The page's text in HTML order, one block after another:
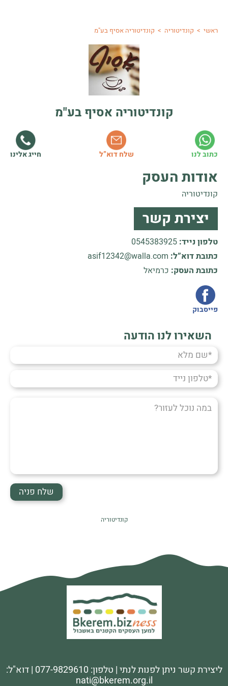
ראשי > קונדיטוריה > קונדיטוריה אסיף בע"מ
קונדיטוריה אסיף בע"מ
כתוב לנו שלח דוא”ל חייג אלינו
אודות העסק
קונדיטוריה
יצירת קשר
טלפון נייד: 0545383925
כתובת דוא”ל: asif12342@walla.com
כתובת העסק: כרמיאל
פייסבוק
השאירו לנו הודעה
שם
מלא
טלפון
נייד
במה
נוכל
קונדיטוריה
ליצירת קשר ניתן לפנות לנתי | טלפון: 077-9829610 | דוא"ל:
nati@bkerem.org.il